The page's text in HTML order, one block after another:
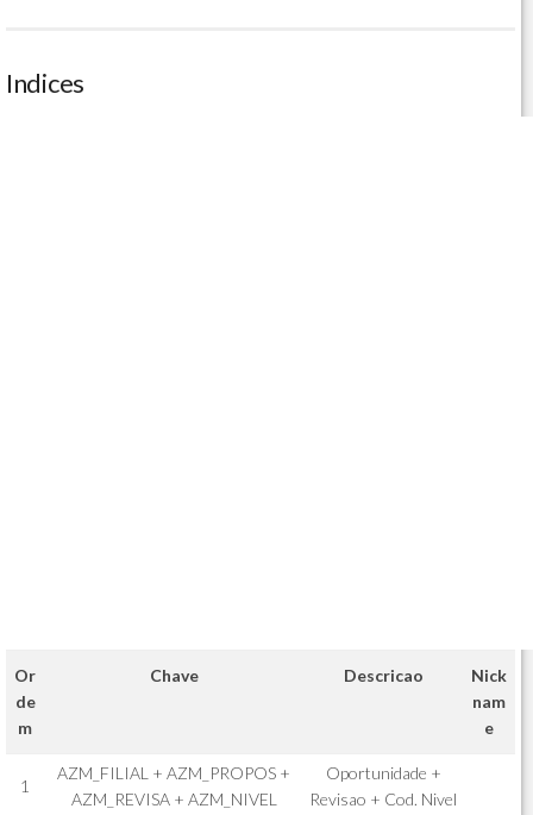
Indices
Or
de
m
Chave Descricao
Nick
nam
e
1
AZM_FILIAL + AZM_PROPOS +
AZM_REVISA + AZM_NIVEL
Oportunidade +
Revisao + Cod. Nivel